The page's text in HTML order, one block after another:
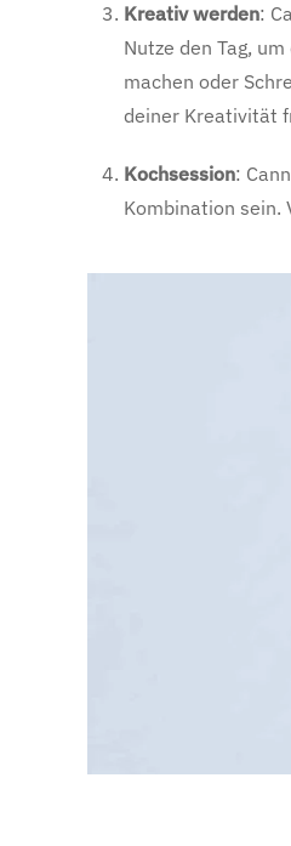
Kreativ werden:
Nutze den Tag,
machen oder
deiner Kreativität
Kochsession:
Kombination sein.